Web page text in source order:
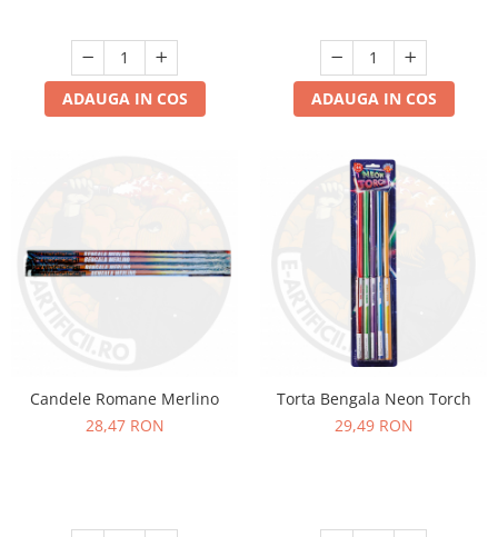
ADAUGA IN COS ADAUGA IN COS
Candele Romane Merlino
28,47 RON
Torta Bengala Neon Torch
29,49 RON